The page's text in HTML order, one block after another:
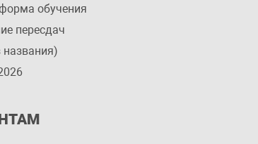
обучения
пересдач
названия)